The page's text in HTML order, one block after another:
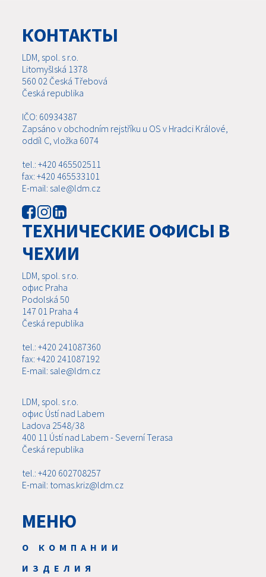
КОНТАКТЫ
LDM, spol. s r.o.
Litomyšlská 1378
560 02 Česká Třebová
Česká republika
IČO: 60934387
Zapsáno v obchodním rejstříku u OS v Hradci Králové,
oddíl C, vložka 6074
tel.: +420 465502511
fax: +420 465533101
E-mail: sale@ldm.cz
ТЕХНИЧЕСКИЕ ОФИСЫ В
ЧЕХИИ
LDM, spol. s r.o.
офис Praha
Podolská 50
147 01 Praha 4
Česká republika
tel.: +420 241087360
fax: +420 241087192
E-mail: sale@ldm.cz
LDM, spol. s r.o.
офис Ústí nad Labem
Ladova 2548/38
400 11 Ústí nad Labem - Severní Terasa
Česká republika
tel.: +420 602708257
E-mail: tomas.kriz@ldm.cz
МЕНЮ
О КОМПАНИИ
ИЗДЕЛИЯ